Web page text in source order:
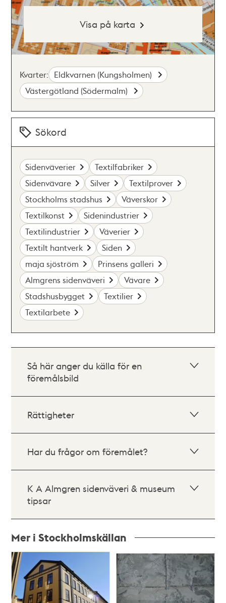
Visa på karta
Kvarter: Eldkvarnen (Kungsholmen)
Västergötland (Södermalm)
Sökord
Sidenväverier
Textilfabriker
Sidenvävare
Silver
Textilprover
Stockholms stadshus
Väverskor
Textilkonst
Sidenindustrier
Textilindustrier
Väverier
Textilt hantverk
Siden
maja sjöström
Prinsens galleri
Almgrens sidenväveri
Vävare
Stadshusbygget
Textilier
Textilarbete
Så här anger du källa för en
föremålsbild
Rättigheter
Har du frågor om föremålet?
K A Almgren sidenväveri & museum
tipsar
Mer i Stockholmskällan
Relaterade
poster
och
teman